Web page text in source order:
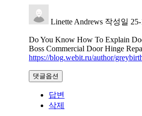
Linette Andrews 작성일
Do You Know How To Explain
Boss Commercial Door Hinge
https://blog.webit.ru/author/
댓글옵션
답변
삭제